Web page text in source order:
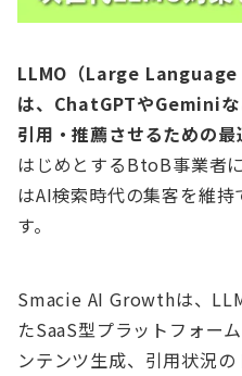
LLMO（Large
は、ChatGPTやGeminiな
引用・推薦させるための最
はじめとするBtoB事業者
はAI検索時代の集客を維
す。
Smacie AI Growthは、
たSaaS型プラットフォー
ンテンツ生成、引用状況